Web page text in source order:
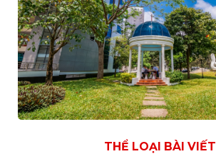
THỂ LOẠI BÀI VIẾT